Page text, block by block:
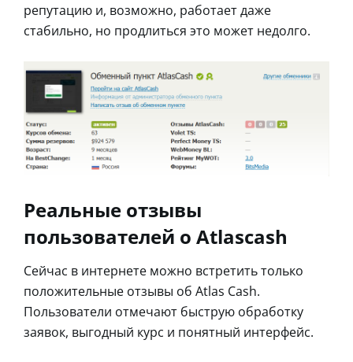
репутацию и, возможно, работает даже
стабильно, но продлиться это может недолго.
Реальные отзывы
пользователей о Atlascash
Сейчас в интернете можно встретить только
положительные отзывы об Atlas Cash.
Пользователи отмечают быструю обработку
заявок, выгодный курс и понятный интерфейс.